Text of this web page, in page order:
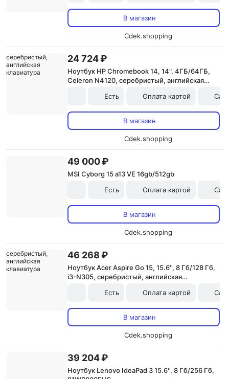
В магазин
Cdek.shopping
24 724 ₽
Ноутбук HP Chromebook 14, 14", 4ГБ/64ГБ,
Celeron N4120, серебристый, английская
Есть
Оплата картой
В магазин
Cdek.shopping
49 000 ₽
MSI Cyborg 15 a13 VE 16gb/512gb
Есть
Оплата картой
В магазин
Cdek.shopping
46 268 ₽
Ноутбук Acer Aspire Go 15, 15.6'', 8 Гб/128 Гб,
i3-N305, серебристый, английская
Есть
Оплата картой
В магазин
Cdek.shopping
39 204 ₽
Ноутбук Lenovo IdeaPad 3 15.6'', 8 Гб/256 Гб,